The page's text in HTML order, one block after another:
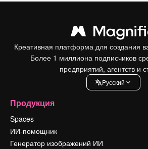
Креативная платформа для создания
Более 1 миллиона подписчиков
предприятий, агентств и
Pусский
Продукция
Spaces
ИИ-помощник
Генератор изображений ИИ